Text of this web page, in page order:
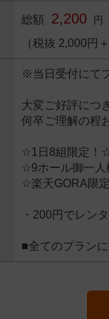
総額 2,200 円
（税抜 2,000円
※当日受付にて
大変ご好評につ
何卒ご理解の程
☆1日8組限定！
☆9ホール御一
☆楽天GORA限
・200円でレン
■全てのプラン